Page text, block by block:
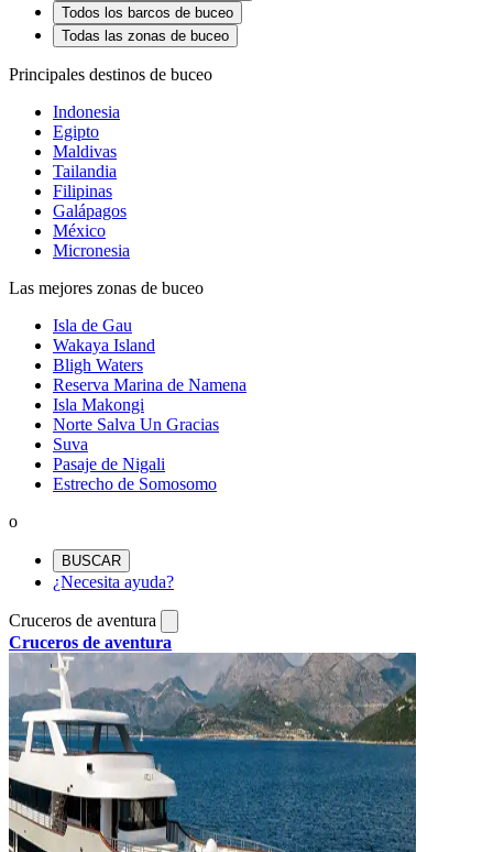
Todos los barcos de buceo
Todas las zonas de buceo
Principales destinos de buceo
Indonesia
Egipto
Maldivas
Tailandia
Filipinas
Galápagos
México
Micronesia
Las mejores zonas de buceo
Isla de Gau
Wakaya Island
Bligh Waters
Reserva Marina de Namena
Isla Makongi
Norte Salva Un Gracias
Suva
Pasaje de Nigali
Estrecho de Somosomo
o
BUSCAR
¿Necesita ayuda?
Cruceros de aventura
Cruceros de aventura